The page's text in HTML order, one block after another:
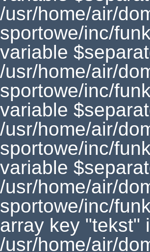
/usr/home/air/
sportowe/inc/
variable
/usr/home/air/
sportowe/inc/
variable
/usr/home/air/
sportowe/inc/
variable
/usr/home/air/
sportowe/inc/
array key "tekst"
/usr/home/air/